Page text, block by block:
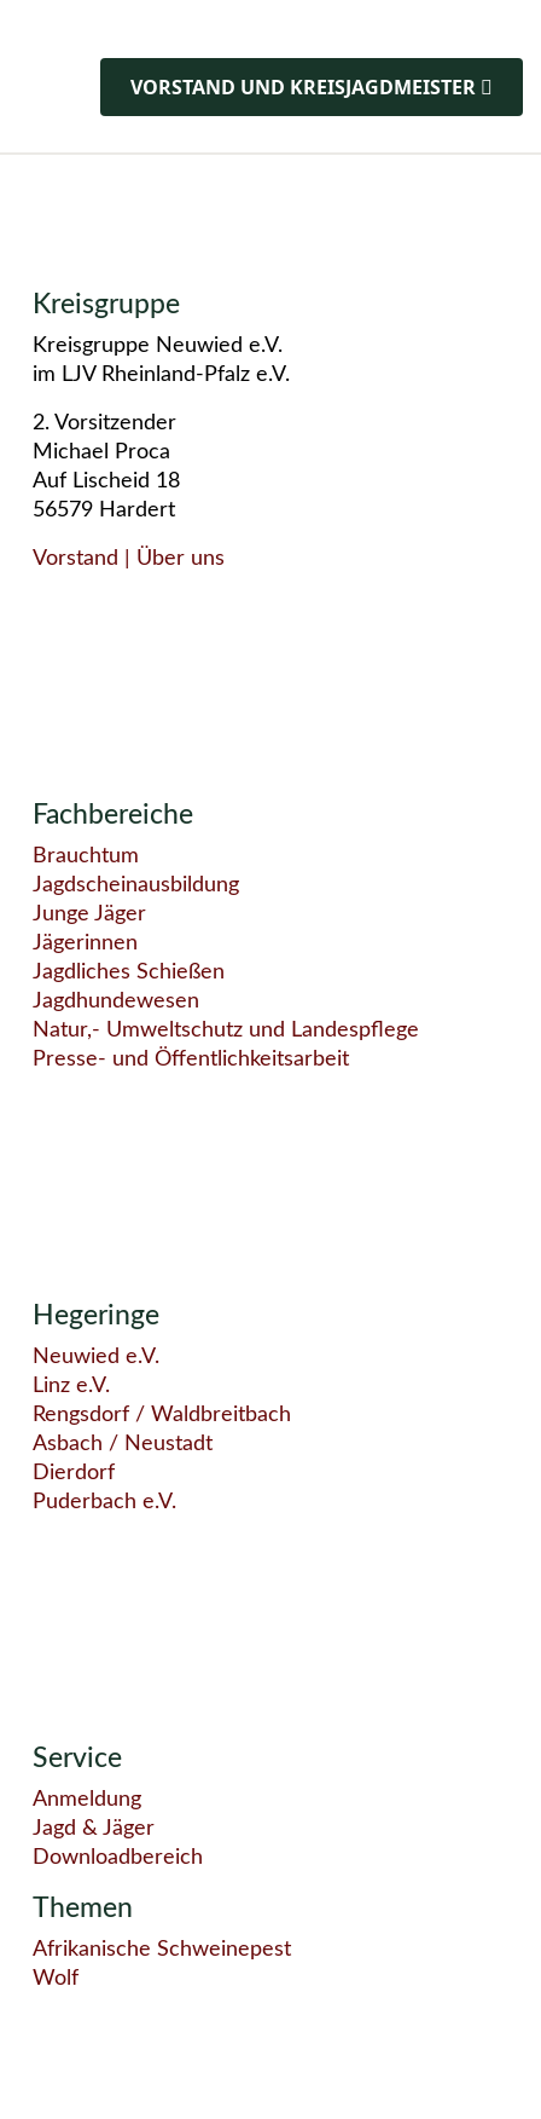
VORSTAND UND KREISJAGDMEISTER
Kreisgruppe
Kreisgruppe Neuwied e.V.
im LJV Rheinland-Pfalz e.V.
2. Vorsitzender
Michael Proca
Auf Lischeid 18
56579 Hardert
Vorstand | Über uns
Fachbereiche
Brauchtum
Jagdscheinausbildung
Junge Jäger
Jägerinnen
Jagdliches Schießen
Jagdhundewesen
Natur,- Umweltschutz und Landespflege
Presse- und Öffentlichkeitsarbeit
Hegeringe
Neuwied e.V.
Linz e.V.
Rengsdorf / Waldbreitbach
Asbach / Neustadt
Dierdorf
Puderbach e.V.
Service
Anmeldung
Jagd & Jäger
Downloadbereich
Themen
Afrikanische Schweinepest
Wolf